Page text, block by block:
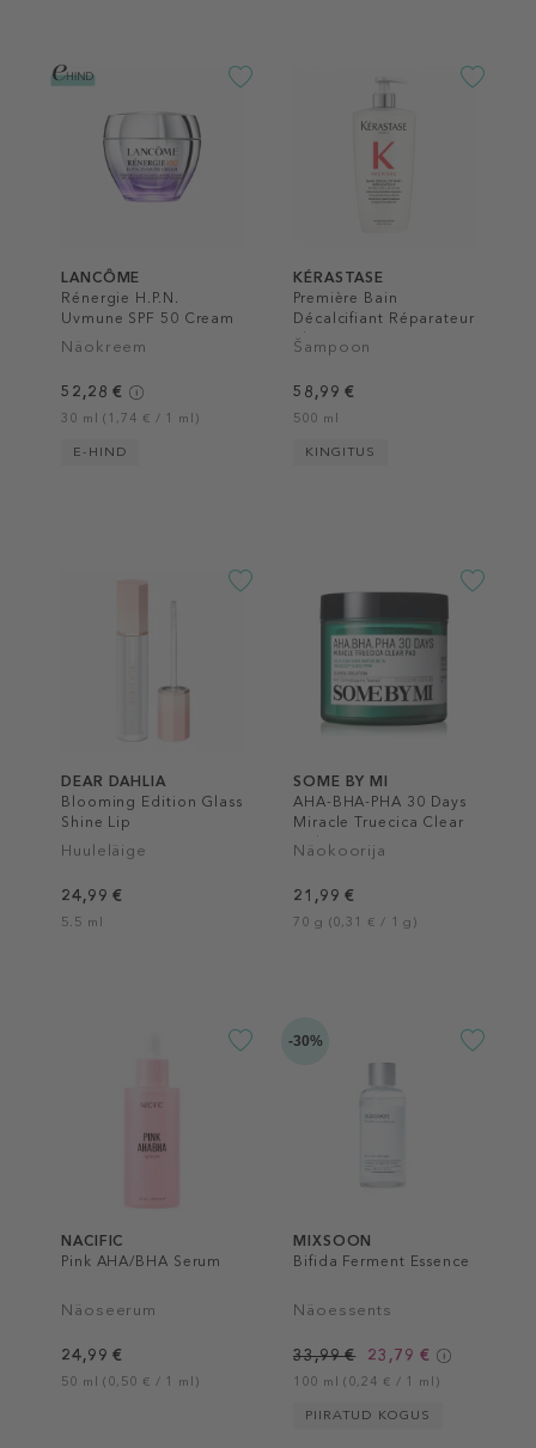
LANCÔME
Rénergie H.P.N.
Uvmune SPF 50 Cream
Näokreem
52,28 €
30 ml (1,74 € / 1 ml)
E-HIND
KÉRASTASE
Première Bain
Décalcifiant Réparateur
Shampoo
Šampoon
58,99 €
500 ml
KINGITUS
DEAR DAHLIA
Blooming Edition Glass
Shine Lip
Huuleläige
24,99 €
5.5 ml
SOME BY MI
AHA-BHA-PHA 30 Days
Miracle Truecica Clear
Pad
Näokoorija
21,99 €
70 g (0,31 € / 1 g)
NACIFIC
Pink AHA/BHA Serum
Näoseerum
24,99 €
50 ml (0,50 € / 1 ml)
-30%
MIXSOON
Bifida Ferment Essence
Näoessents
33,99 € 23,79 €
100 ml (0,24 € / 1 ml)
PIIRATUD KOGUS